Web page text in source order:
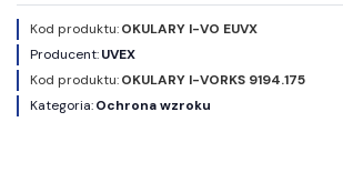
Kod produktu:OKULARY I-VO EUVX
Producent:UVEX
Kod produktu:OKULARY I-VORKS 9194.175
Kategoria:Ochrona wzroku